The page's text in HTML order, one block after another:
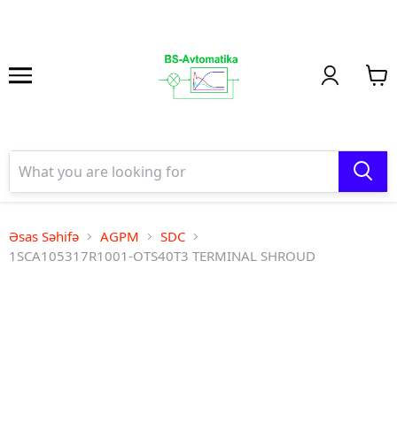
Əsas Səhifə AGPM
SDC
1SCA105317R1001-OTS40T3 TERMINAL SHROUD